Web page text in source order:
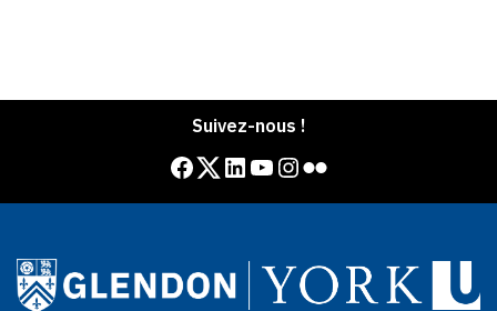
Suivez-nous !
Facebook Twitter LinkedIn YouTube InstagramFlickr